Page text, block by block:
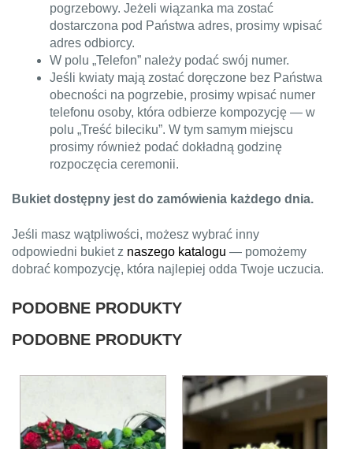
pogrzebowy. Jeżeli wiązanka ma zostać
dostarczona pod Państwa adres, prosimy wpisać
adres odbiorcy.
W polu „Telefon” należy podać swój numer.
Jeśli kwiaty mają zostać doręczone bez Państwa
obecności na pogrzebie, prosimy wpisać numer
telefonu osoby, która odbierze kompozycję — w
polu „Treść bileciku”. W tym samym miejscu
prosimy również podać dokładną godzinę
rozpoczęcia ceremonii.
Bukiet dostępny jest do zamówienia każdego dnia.
Jeśli masz wątpliwości, możesz wybrać inny
odpowiedni bukiet z naszego katalogu — pomożemy
dobrać kompozycję, która najlepiej odda Twoje uczucia.
PODOBNE PRODUKTY
PODOBNE PRODUKTY